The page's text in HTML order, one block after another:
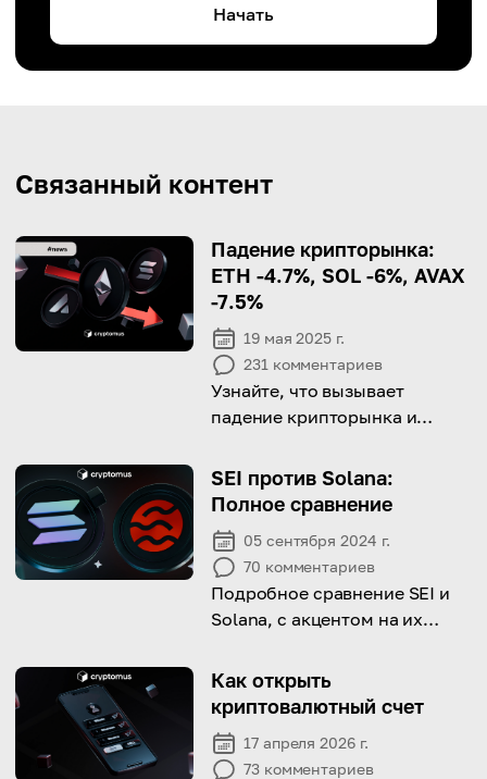
Начать
Связанный контент
Падение крипторынка:
ETH -4.7%, SOL -6%, AVAX
-7.5%
19 мая 2025 г.
231 комментариев
Узнайте, что вызывает
падение крипторынка и
показывают заметные
убытки.
SEI против Solana:
Полное сравнение
05 сентября 2024 г.
70 комментариев
Подробное сравнение SEI и
Solana, с акцентом на их
масштабируемость и области
применения.
Как открыть
криптовалютный счет
17 апреля 2026 г.
73 комментариев